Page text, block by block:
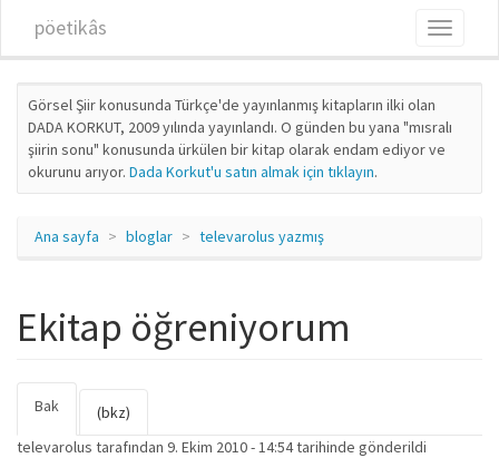
pöetikâs
Toggle
Görsel Şiir konusunda Türkçe'de yayınlanmış kitapların ilki olan
DADA KORKUT, 2009 yılında yayınlandı. O günden bu yana "mısralı
şiirin sonu" konusunda ürkülen bir kitap olarak endam ediyor ve
okurunu arıyor. Dada Korkut'u satın almak için tıklayın.
Ana sayfa bloglar televarolus yazmış
Ekitap öğreniyorum
Birincil sekmeler
Bak
sekme)
(bkz)
televarolus tarafından 9. Ekim 2010 - 14:54 tarihinde gönderildi